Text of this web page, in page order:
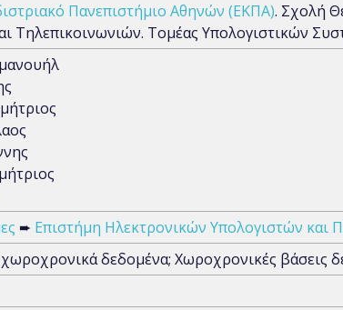
Πανεπιστήμιο Αθηνών (ΕΚΠΑ). Σχολή
Τηλεπικοινωνιών. Τομέας Υπολογιστικών
➨ Επιστήμη Ηλεκτρονικών Υπολογιστών και
δεδομένα; Χωροχρονικές βάσεις